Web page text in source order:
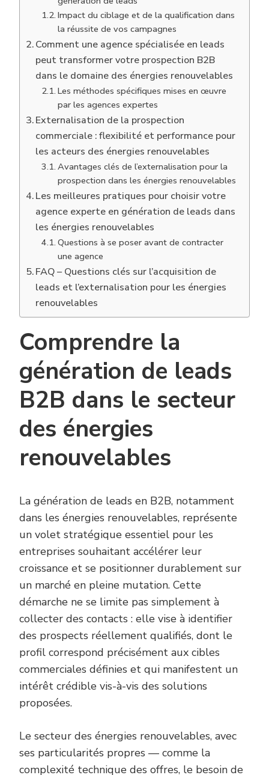
Impact du ciblage et de la qualification dans
la réussite de vos campagnes
Comment une agence spécialisée en leads
peut transformer votre prospection B2B
dans le domaine des énergies renouvelables
Les méthodes spécifiques mises en œuvre
par les agences expertes
Externalisation de la prospection
commerciale : flexibilité et performance pour
les acteurs des énergies renouvelables
Avantages clés de l’externalisation pour la
prospection dans les énergies renouvelables
Les meilleures pratiques pour choisir votre
agence experte en génération de leads dans
les énergies renouvelables
Questions à se poser avant de contracter
une agence
FAQ – Questions clés sur l’acquisition de
leads et l’externalisation pour les énergies
renouvelables
Comprendre la
génération de leads
B2B dans le secteur
des énergies
renouvelables
La génération de leads en B2B, notamment
dans les énergies renouvelables, représente
un volet stratégique essentiel pour les
entreprises souhaitant accélérer leur
croissance et se positionner durablement sur
un marché en pleine mutation. Cette
démarche ne se limite pas simplement à
collecter des contacts : elle vise à identifier
des prospects réellement qualifiés, dont le
profil correspond précisément aux cibles
commerciales définies et qui manifestent un
intérêt crédible vis-à-vis des solutions
proposées.
Le secteur des énergies renouvelables, avec
ses particularités propres — comme la
complexité technique des offres, le besoin de